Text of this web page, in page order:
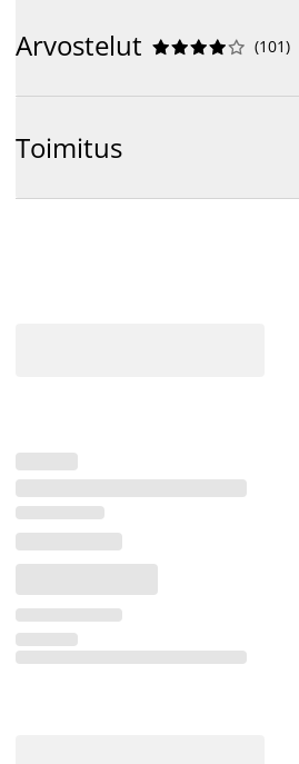
Arvostelut 




 (101)
Toimitus